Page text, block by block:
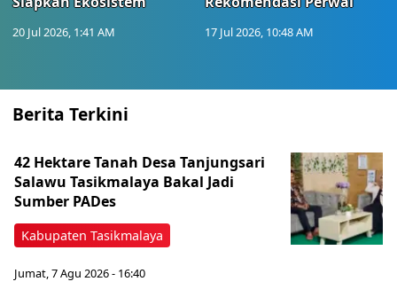
20 Jul 2026, 1:41 AM 17 Jul 2026, 10:48 AM
Berita Terkini
Kabupaten Tasikmalaya
42 Hektare Tanah Desa Tanjungsari
Salawu Tasikmalaya Bakal Jadi
Sumber PADes
Jumat, 7 Agu 2026 - 16:40